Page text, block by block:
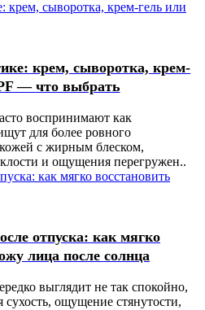
крем, сыворотка, крем-
— что выбрать
воспринимают как
для более ровного
кожей с жирным блеском,
и ощущения перегружен..
отпуска: как мягко
лица после солнца
выглядит не так спокойно,
сухость, ощущение стянутости,